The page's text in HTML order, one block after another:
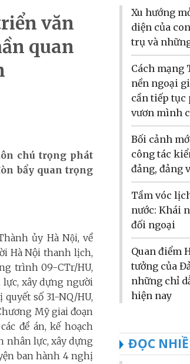
văn
quan
chú trọng phát
bẩy quan trọng
ủy Hà Nội, về
Hà Nội thanh lịch,
trình 09-CTr/HU,
lực, xây dựng người
số 31-NQ/HU,
Mỹ giai đoạn
đề án, kế hoạch
nhân lực, xây dựng
ban hành 4 nghị
Xu hướng
diện của
trụ và
Cách mạng
nền ngoại
cần tiếp tục
vươn mình
Bối cảnh
công tác
đảng, đảng
Tầm vóc
nước: Khái
đối ngoại
Quan điểm
tưởng của
những chỉ
hiện nay
ĐỌC